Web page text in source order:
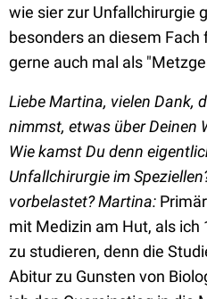
wie sier zur Unfallchirurgie
besonders an diesem
gerne auch mal als
Liebe Martina, vielen Dank,
nimmst, etwas über Deinen
Wie kamst Du denn
Unfallchirurgie im
vorbelastet?Martina:
mit Medizin am Hut, als
zu studieren, denn die
Abitur zu Gunsten von